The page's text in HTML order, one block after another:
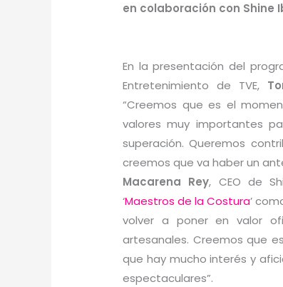
en colaboración con Shine
En la presentación del
Entretenimiento de TVE,
“Creemos que es el
valores muy importantes
superación. Queremos
creemos que va haber un
Macarena Rey, CEO de
‘Maestros de la Costura’
volver a poner en valor
artesanales. Creemos que
que hay mucho interés y
espectaculares”.